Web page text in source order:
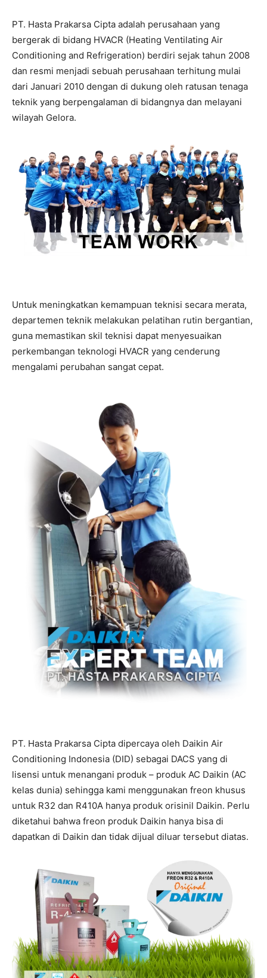
PT. Hasta Prakarsa Cipta adalah perusahaan yang
bergerak di bidang HVACR (Heating Ventilating Air
Conditioning and Refrigeration) berdiri sejak tahun 2008
dan resmi menjadi sebuah perusahaan terhitung mulai
dari Januari 2010 dengan di dukung oleh ratusan tenaga
teknik yang berpengalaman di bidangnya dan melayani
wilayah Gelora.
Untuk meningkatkan kemampuan teknisi secara merata,
departemen teknik melakukan pelatihan rutin bergantian,
guna memastikan skil teknisi dapat menyesuaikan
perkembangan teknologi HVACR yang cenderung
mengalami perubahan sangat cepat.
PT. Hasta Prakarsa Cipta dipercaya oleh Daikin Air
Conditioning Indonesia (DID) sebagai DACS yang di
lisensi untuk menangani produk – produk AC Daikin (AC
kelas dunia) sehingga kami menggunakan freon khusus
untuk R32 dan R410A hanya produk orisinil Daikin. Perlu
diketahui bahwa freon produk Daikin hanya bisa di
dapatkan di Daikin dan tidak dijual diluar tersebut diatas.